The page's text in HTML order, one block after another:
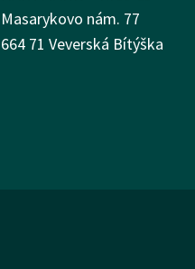
Masarykovo nám. 77
664 71 Veverská Bítýška